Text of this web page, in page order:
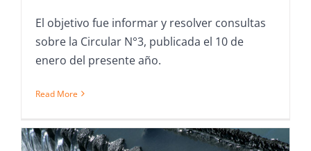
El objetivo fue informar y resolver consultas
sobre la Circular N°3, publicada el 10 de
enero del presente año.
Read More